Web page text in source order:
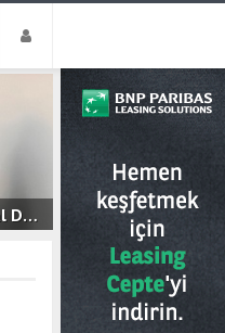
İnsan Kaynaklarında Dijital Dönüşüm ve Yeni Nesil Çalışan Deneyimi